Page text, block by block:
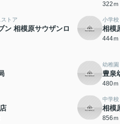
322ｍ
トア
ン 相模原サウザンロ
小学校
相模
444ｍ
幼稚園
豊泉
480ｍ
中学校
相模
856ｍ